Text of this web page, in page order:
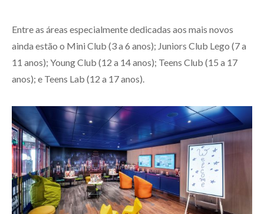
Entre as áreas especialmente dedicadas aos mais novos
ainda estão o Mini Club (3 a 6 anos); Juniors Club Lego (7 a
11 anos); Young Club (12 a 14 anos); Teens Club (15 a 17
anos); e Teens Lab (12 a 17 anos).